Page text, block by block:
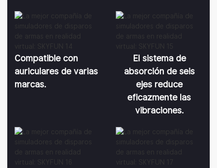
Compatible con
auriculares de varias
marcas.
El sistema de
absorción de seis
ejes reduce
eficazmente las
vibraciones.